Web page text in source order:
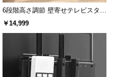
6段階高さ調節 壁寄せテレビスタン
ド キャスター付き 左右角度調節機
￥14,999